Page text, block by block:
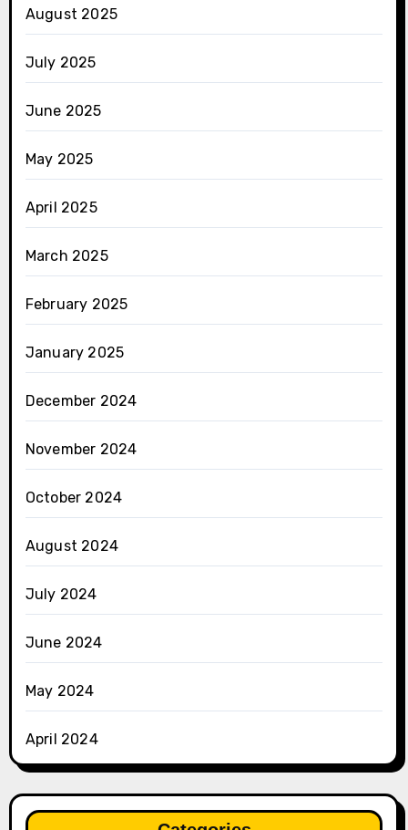
August 2025
July 2025
June 2025
May 2025
April 2025
March 2025
February 2025
January 2025
December 2024
November 2024
October 2024
August 2024
July 2024
June 2024
May 2024
April 2024